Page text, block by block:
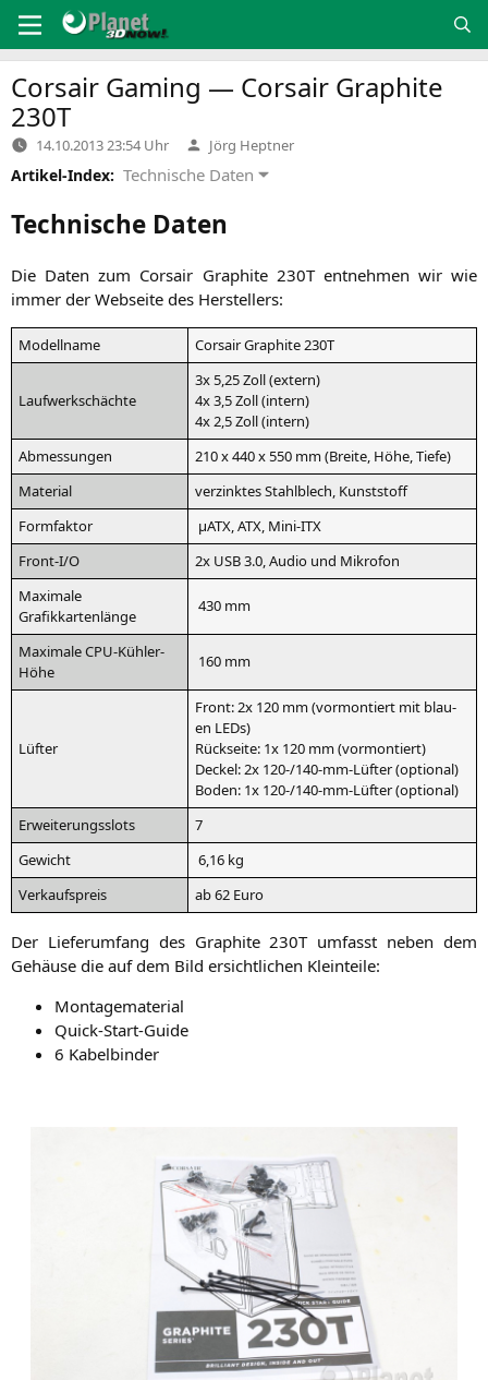
Inhalt
springen
Corsair Gaming — Corsair Graphite
230T
14.10.2013 23:54 Uhr Verfasst
von
Jörg Heptner
Artikel-Index: Technische Daten
Technische Daten
Die Daten zum Cor­sair Gra­phi­te 230Tent­neh­men wir wie
immer der Web­sei­te des Herstellers:
Modell­na­me Cor­sair Gra­phi­te230T
Lauf­werk­schäch­te
3x 5,25 Zoll (extern)
4x 3,5 Zoll (intern)
4x 2,5 Zoll (intern)
Abmes­sun­gen
210 x 440 x 550 mm (Brei­te, Höhe, Tiefe)
Mate­ri­al
ver­zink­tes Stahl­blech, Kunststoff
Form­fak­tor
µATX,ATX, Mini-ITX
Front‑I/O
2x USB3.0, Audio und Mikrofon
Maxi­ma­le
Grafikkartenlänge
430 mm
Maxi­ma­le CPU-Kühler-
Höhe
160 mm
Lüf­ter
Front: 2x 120 mm (vor­mon­tiert mit blau­
en LEDs)
Rück­sei­te: 1x 120 mm (vor­mon­tiert)
Deckel: 2x 120-/140-mm-Lüf­ter (optio­nal)
Boden: 1x 120-/140-mm-Lüf­ter (optio­nal)
Erwei­te­rungs­slots
7
Gewicht
6,16 kg
Ver­kaufs­preis
ab 62 Euro
Der Lie­fer­um­fang des Gra­phi­te 230Tumfasst neben dem
Gehäu­se die auf dem Bild ersicht­li­chen Kleinteile:
Mon­ta­ge­ma­te­ri­al
Quick-Start-Gui­de
6 Kabel­bin­der